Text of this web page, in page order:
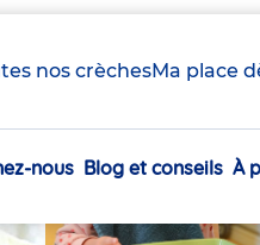
nos crèchesMa place
nous Blog et conseils À